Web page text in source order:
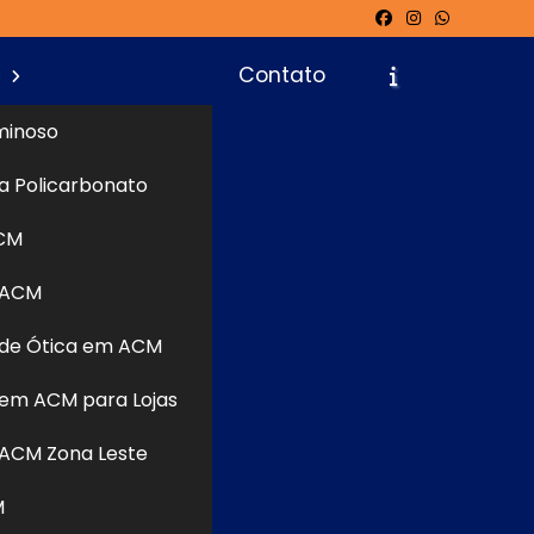
Policarbonato
Ótica em ACM
ACM para Lojas
Zona Leste
Contato
de
leve e
às